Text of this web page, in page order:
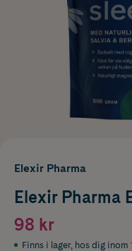
Elexir Pharma
Elexir Pharma
98 kr
Finns i lager, hos dig inom